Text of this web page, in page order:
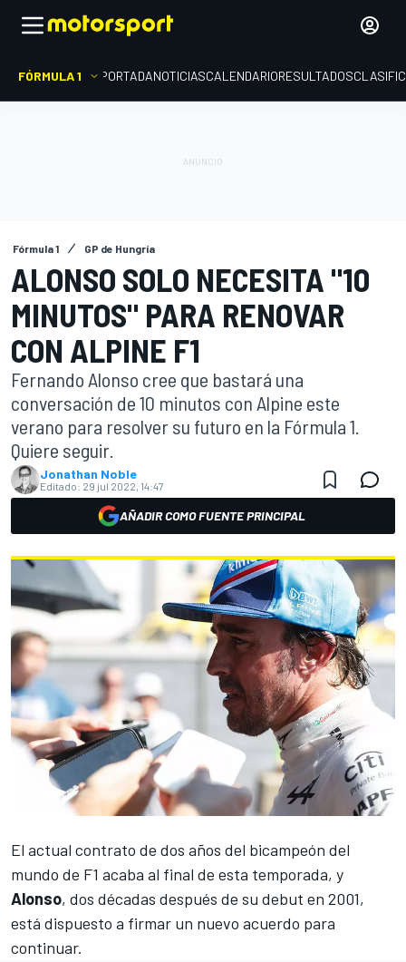
FÓRMULA 1 PORTADANOTICIASCALENDARIORESULTADOS
Fórmula 1 GP de Hungría
ALONSO SOLO NECESITA "10
MINUTOS" PARA RENOVAR
CON ALPINE F1
Fernando Alonso cree que bastará una
conversación de 10 minutos con Alpine este
verano para resolver su futuro en la Fórmula 1.
Quiere seguir.
Jonathan Noble
Editado: 29 jul 2022, 14:47
AÑADIR COMO FUENTE PRINCIPAL
El actual contrato de dos años del bicampeón del
mundo de F1 acaba al final de esta temporada, y
Alonso, dos décadas después de su debut en 2001,
está dispuesto a firmar un nuevo acuerdo para
continuar.